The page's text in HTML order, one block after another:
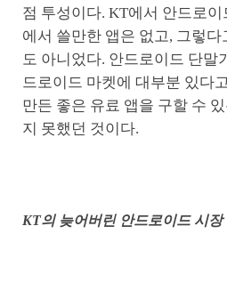
점 투성이다. KT에서 안드로
에서 쓸만한 앱은 없고, 그렇
도 아니었다. 안드로이드 단말
드로이드 마켓에 대부분 있다
만든 좋은 유료 앱을 구할 수
지 못했던 것이다.
KT의 늦어버린 안드로이드 시장